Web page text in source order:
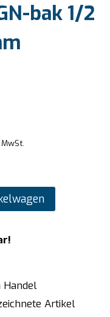
bak 1/2
Handel
Artikel